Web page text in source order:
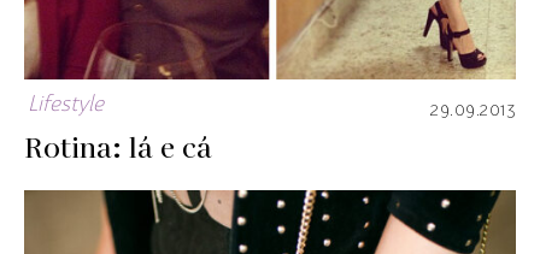
Lifestyle 29.09.2013
Rotina: lá e cá